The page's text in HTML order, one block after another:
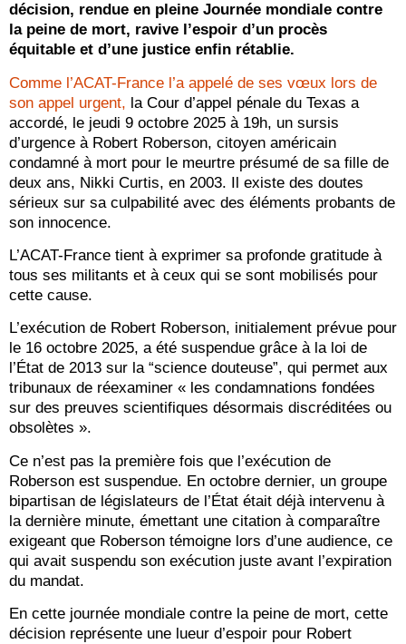
décision, rendue en pleine Journée mondiale contre
la peine de mort, ravive l’espoir d’un procès
équitable et d’une justice enfin rétablie.
Comme l’ACAT-France l’a appelé de ses vœux lors de
son appel urgent, la Cour d’appel pénale du Texas a
accordé, le jeudi 9 octobre 2025 à 19h, un sursis
d’urgence à Robert Roberson, citoyen américain
condamné à mort pour le meurtre présumé de sa fille de
deux ans, Nikki Curtis, en 2003. Il existe des doutes
sérieux sur sa culpabilité avec des éléments probants de
son innocence.
L’ACAT-France tient à exprimer sa profonde gratitude à
tous ses militants et à ceux qui se sont mobilisés pour
cette cause.
L’exécution de Robert Roberson, initialement prévue pour
le 16 octobre 2025, a été suspendue grâce à la loi de
l’État de 2013 sur la “science douteuse”, qui permet aux
tribunaux de réexaminer « les condamnations fondées
sur des preuves scientifiques désormais discréditées ou
obsolètes ».
Ce n’est pas la première fois que l’exécution de
Roberson est suspendue. En octobre dernier, un groupe
bipartisan de législateurs de l’État était déjà intervenu à
la dernière minute, émettant une citation à comparaître
exigeant que Roberson témoigne lors d’une audience, ce
qui avait suspendu son exécution juste avant l’expiration
du mandat.
En cette journée mondiale contre la peine de mort, cette
décision représente une lueur d’espoir pour Robert